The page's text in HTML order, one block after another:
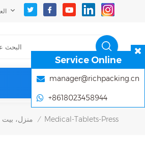
منزل، بيت / Medical-Tablets-Press
Service Online
manager@richpacking.cn
+8618023458944